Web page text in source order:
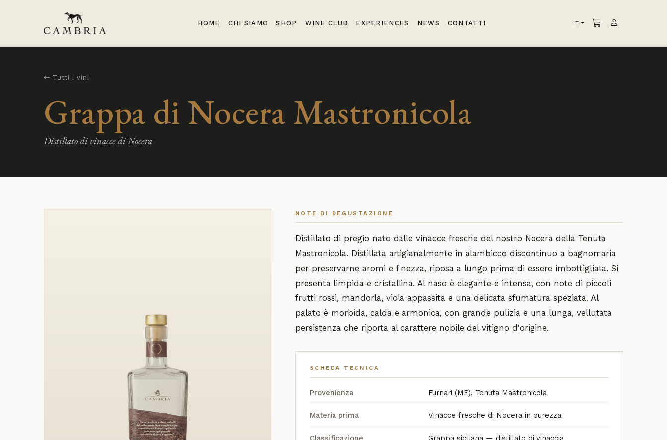
HOME CHI SIAMO SHOP WINE CLUB EXPERIENCES NEWS CONTATTI IT
Tutti i vini
Grappa di Nocera Mastronicola
Distillato di vinacce di Nocera
NOTE DI DEGUSTAZIONE
Distillato di pregio nato dalle vinacce fresche del nostro Nocera della Tenuta
Mastronicola. Distillata artigianalmente in alambicco discontinuo a bagnomaria
per preservarne aromi e finezza, riposa a lungo prima di essere imbottigliata. Si
presenta limpida e cristallina. Al naso è elegante e intensa, con note di piccoli
frutti rossi, mandorla, viola appassita e una delicata sfumatura speziata. Al
palato è morbida, calda e armonica, con grande pulizia e una lunga, vellutata
persistenza che riporta al carattere nobile del vitigno d'origine.
SCHEDA TECNICA
Provenienza Furnari (ME), Tenuta Mastronicola
Materia prima Vinacce fresche di Nocera in purezza
Classificazione Grappa siciliana — distillato di vinaccia